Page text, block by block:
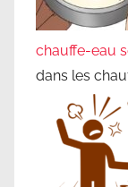
chauffe-eau
dans les